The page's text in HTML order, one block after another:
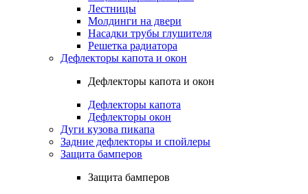
Лестницы
Молдинги на двери
Насадки трубы глушителя
Решетка радиатора
Дефлекторы капота и окон
Дефлекторы капота и окон
Дефлекторы капота
Дефлекторы окон
Дуги кузова пикапа
Задние дефлекторы и спойлеры
Защита бамперов
Защита бамперов